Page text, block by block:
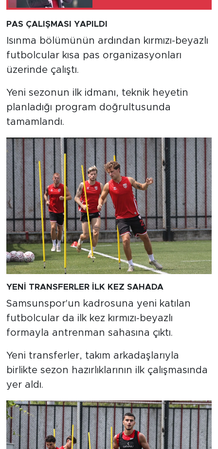
PAS ÇALIŞMASI YAPILDI
Isınma bölümünün ardından kırmızı-beyazlı
futbolcular kısa pas organizasyonları
üzerinde çalıştı.
Yeni sezonun ilk idmanı, teknik heyetin
planladığı program doğrultusunda
tamamlandı.
YENİ TRANSFERLER İLK KEZ SAHADA
Samsunspor'un kadrosuna yeni katılan
futbolcular da ilk kez kırmızı-beyazlı
formayla antrenman sahasına çıktı.
Yeni transferler, takım arkadaşlarıyla
birlikte sezon hazırlıklarının ilk çalışmasında
yer aldı.